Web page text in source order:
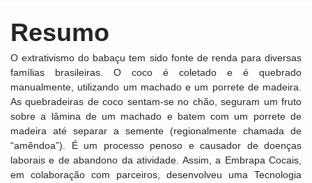
Resumo
O extrativismo do babaçu tem sido fonte de renda para diversas
famílias brasileiras. O coco é coletado e é quebrado
manualmente, utilizando um machado e um porrete de madeira.
As quebradeiras de coco sentam-se no chão, seguram um fruto
sobre a lâmina de um machado e batem com um porrete de
madeira até separar a semente (regionalmente chamada de
“amêndoa”). É um processo penoso e causador de doenças
laborais e de abandono da atividade. Assim, a Embrapa Cocais,
em colaboração com parceiros, desenvolveu uma Tecnologia